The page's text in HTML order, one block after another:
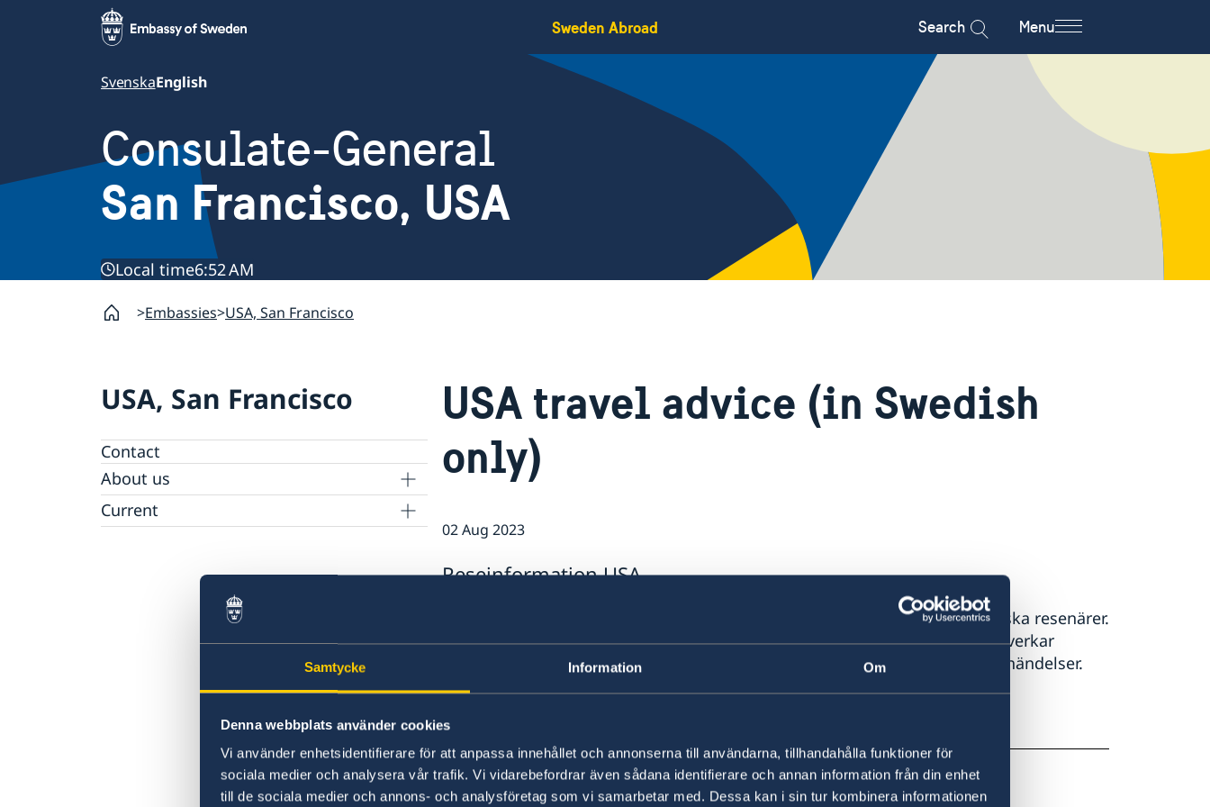
Samtycke Information Om
Denna webbplats använder cookies
Vi använder enhetsidentifierare för att anpassa innehållet och annonserna till användarna, tillhandahålla funktioner för
sociala medier och analysera vår trafik. Vi vidarebefordrar även sådana identifierare och annan information från din enhet
till de sociala medier och annons- och analysföretag som vi samarbetar med. Dessa kan i sin tur kombinera informationen
Sweden Abroad Search Menu
SvenskaEnglish
Consulate-General
San Francisco, USA
Local time6:52 AM
Embassies USA, San Francisco
USA, San Francisco
Contact
About us
Open positions
Current
USA travel advice (in Swedish
only)
02 Aug 2023
Reseinformation USA
Sveriges ambassader ger reseinformation per land som riktar sig till svenska resenärer.
Om UD avråder från resor står det längst upp på sidan. Om något som påverkar
svenska resenärer händer i landet publiceras det under rubriken Aktuella händelser.
Ambassaden uppdaterar sidan löpande.
Mer information hittar du
Last updated 02 Aug 2023, 12.14 PM